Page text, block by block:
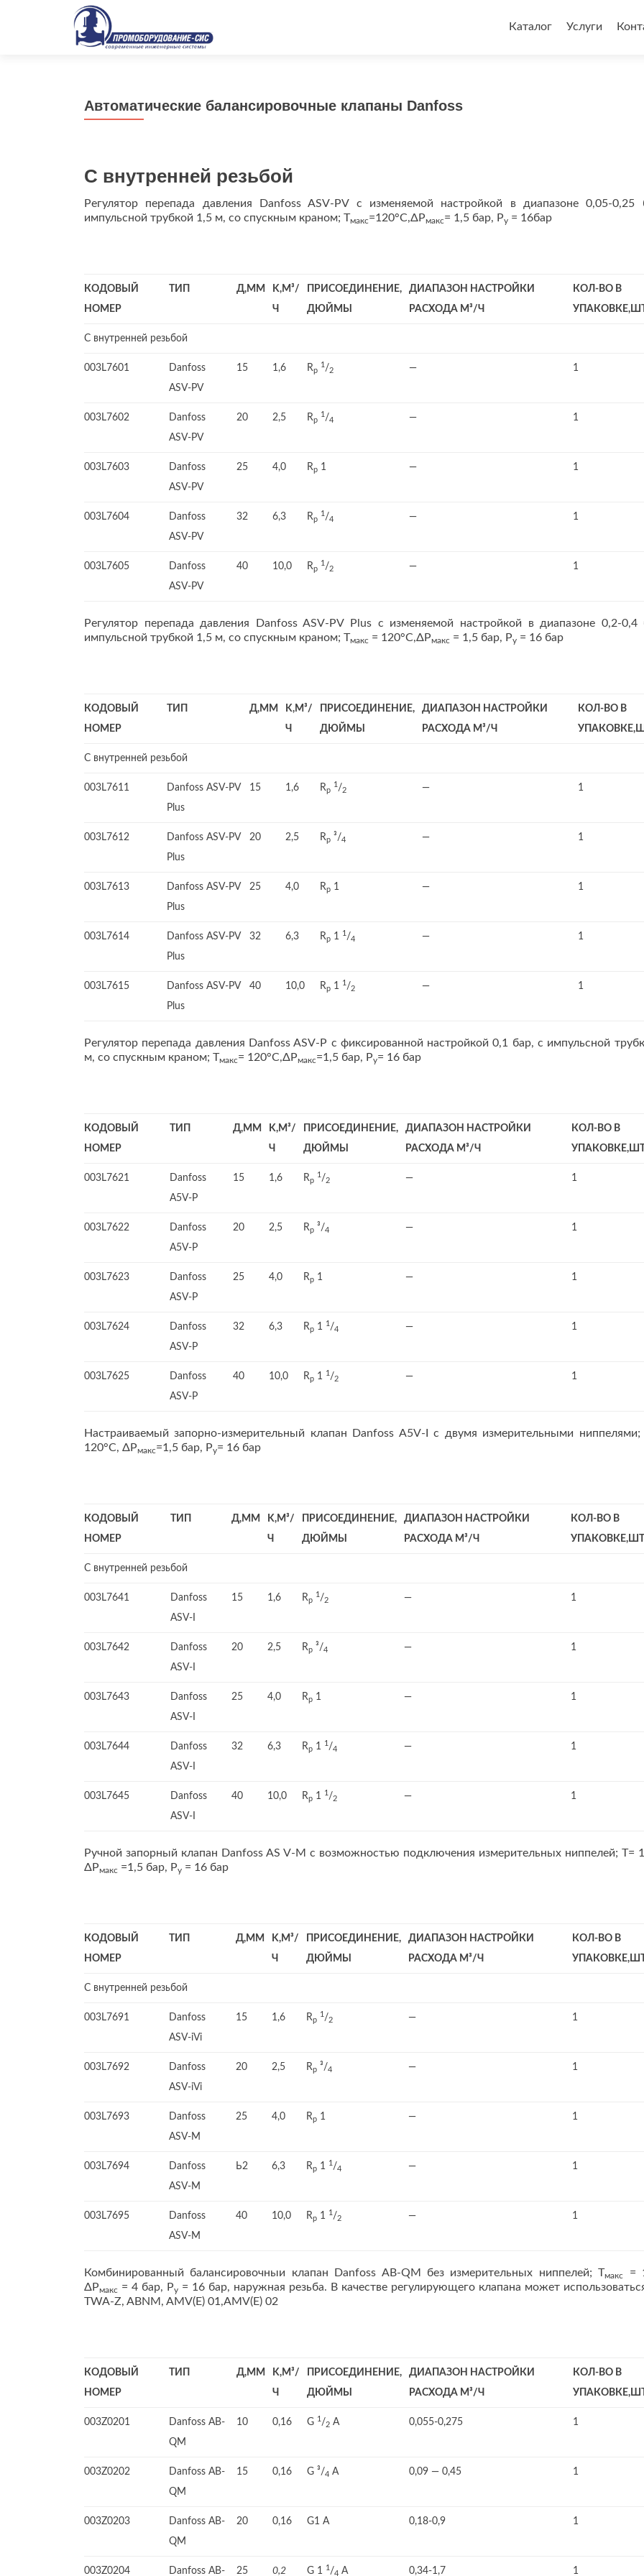
кКаталог Услуги
Автоматические балансировочные клапаны Danfoss
С внутренней резьбой
Регулятор перепада давления Danfoss ASV-PV с изменяемой настройкой в диапазоне 0,05-0,25
импульсной трубкой 1,5 м, со спускным краном; Тмакс=120°С,ΔРмакс= 1,5 бар, Рy = 16бар
КОДОВЫЙ
НОМЕР
ТИП Д,ММ
K,M³/
Ч
ПРИСОЕДИНЕНИЕ,
ДЮЙМЫ
ДИАПАЗОН НАСТРОЙКИ
РАСХОДА М³/Ч
КОЛ-ВО В
С внутренней резьбой
003L7601
Danfoss
ASV-PV
15 1,6 Rp
1 / 2 — 1
003L7602
Danfoss
ASV-PV
20 2,5 Rp
1 /4 — 1
003L7603
Danfoss
ASV-PV
25 4,0 Rp 1 — 1
003L7604
Danfoss
ASV-PV
32 6,3 Rp
1 /4 — 1
003L7605
Danfoss
ASV-PV
40 10,0 Rp
1 / 2 — 1
Регулятор перепада давления Danfoss ASV-PV Plus с изменяемой настройкой в диапазоне 0,2-0,4
импульсной трубкой 1,5 м, со спускным краном; Тмакс = 120°С,ΔРмакс = 1,5 бар, Рy = 16 бар
КОДОВЫЙ
НОМЕР
ТИП Д,ММ
K,M³/
Ч
ПРИСОЕДИНЕНИЕ,
ДЮЙМЫ
ДИАПАЗОН НАСТРОЙКИ
РАСХОДА М³/Ч
КОЛ-ВО В
С внутренней резьбой
003L7611
Danfoss ASV-PV
Plus
15 1,6 Rp
1 / 2 — 1
003L7612
Danfoss ASV-PV
Plus
20 2,5 Rp ³/4 — 1
003L7613
Danfoss ASV-PV
Plus
25 4,0 Rp 1 — 1
003L7614
Danfoss ASV-PV
Plus
32 6,3 Rp 1 1 /4 — 1
003L7615
Danfoss ASV-PV
Plus
40 10,0 Rp 1 1 / 2 — 1
Регулятор перепада давления Danfoss ASV-P с фиксированной настройкой 0,1 бар, с импульсной
м, со спускным краном; Тмакс= 120°С,ΔРмакс=1,5 бар, Ру= 16 бар
КОДОВЫЙ
НОМЕР
ТИП Д,ММ
K,M³/
Ч
ПРИСОЕДИНЕНИЕ,
ДЮЙМЫ
ДИАПАЗОН НАСТРОЙКИ
РАСХОДА М³/Ч
КОЛ-ВО В
003L7621
Danfoss
A5V-P
15 1,6 Rp
1 / 2 — 1
003L7622
Danfoss
A5V-P
20 2,5 Rp ³/4 — 1
003L7623
Danfoss
ASV-P
25 4,0 Rp 1 — 1
003L7624
Danfoss
ASV-P
32 6,3 Rp 1 1 /4 — 1
003L7625
Danfoss
ASV-P
40 10,0 Rp 1 1 / 2 — 1
Настраиваемый запорно-измерительный клапан Danfoss A5V-I с двумя измерительными ниппелями;
120°C, ΔРмакс=1,5 бар, Рy= 16 бар
КОДОВЫЙ
НОМЕР
ТИП Д,ММ
K,M³/
Ч
ПРИСОЕДИНЕНИЕ,
ДЮЙМЫ
ДИАПАЗОН НАСТРОЙКИ
РАСХОДА М³/Ч
КОЛ-ВО В
С внутренней резьбой
003L7641
Danfoss
ASV-I
15 1,6 Rp
1 / 2 — 1
003L7642
Danfoss
ASV-I
20 2,5 Rp ³/4 — 1
003L7643
Danfoss
ASV-I
25 4,0 Rp 1 — 1
003L7644
Danfoss
ASV-I
32 6,3 Rp 1 1 /4 — 1
003L7645
Danfoss
ASV-I
40 10,0 Rp 1 1 / 2 — 1
Ручной запорный клапан Danfoss AS V-M с возможностью подключения измерительных ниппелей; Т=
ΔРмакс =1,5 бар, Рy = 16 бар
КОДОВЫЙ
НОМЕР
ТИП Д,ММ
K,M³/
Ч
ПРИСОЕДИНЕНИЕ,
ДЮЙМЫ
ДИАПАЗОН НАСТРОЙКИ
РАСХОДА М³/Ч
КОЛ-ВО В
С внутренней резьбой
003L7691
Danfoss
ASV-iVi
15 1,6 Rp
1 / 2 — 1
003L7692
Danfoss
ASV-iVi
20 2,5 Rp ³/4 — 1
003L7693
Danfoss
ASV-M
25 4,0 Rp 1 — 1
003L7694
Danfoss
ASV-M
Ь2 6,3 Rp 1 1 /4 — 1
003L7695
Danfoss
ASV-M
40 10,0 Rp 1 1 / 2 — 1
Комбинированный балансировочныи клапан Danfoss AB-QM без измерительных ниппелей; Тмакс
=
ΔPмакс = 4 бар, Рy = 16 бар, наружная резьба. В качестве регулирующего клапана может
TWA-Z, ABNM, AMV(E) 01,AMV(E) 02
КОДОВЫЙ
НОМЕР
ТИП Д,ММ
K,M³/
Ч
ПРИСОЕДИНЕНИЕ,
ДЮЙМЫ
ДИАПАЗОН НАСТРОЙКИ
РАСХОДА М³/Ч
КОЛ-ВО В
003Z0201
Danfoss AB-
QM
10 0,16 G 1 / 2 A 0,055-0,275 1
003Z0202
Danfoss AB-
QM
15 0,16 G ³/4 A 0,09 — 0,45 1
003Z0203
Danfoss AB-
QM
20 0,16 G1 A 0,18-0,9 1
003Z0204 Danfoss AB- 25 0,2 G 1 1 /4 A 0,34-1,7 1